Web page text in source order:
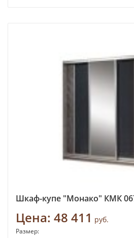
Шкаф-купе "Монако" КМК
Цена: 48 411 руб.
Размер: